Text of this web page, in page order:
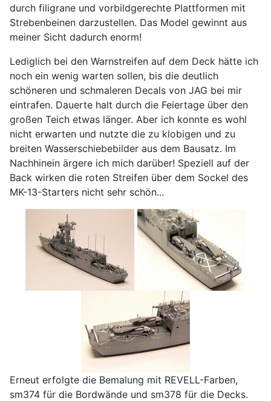
durch filigrane und vorbildgerechte Plattformen mit
Strebenbeinen darzustellen. Das Model gewinnt aus
meiner Sicht dadurch enorm!
Lediglich bei den Warnstreifen auf dem Deck hätte ich
noch ein wenig warten sollen, bis die deutlich
schöneren und schmaleren Decals von JAG bei mir
eintrafen. Dauerte halt durch die Feiertage über den
großen Teich etwas länger. Aber ich konnte es wohl
nicht erwarten und nutzte die zu klobigen und zu
breiten Wasserschiebebilder aus dem Bausatz. Im
Nachhinein ärgere ich mich darüber! Speziell auf der
Back wirken die roten Streifen über dem Sockel des
MK-13-Starters nicht sehr schön...
Erneut erfolgte die Bemalung mit REVELL-Farben,
sm374 für die Bordwände und sm378 für die Decks.